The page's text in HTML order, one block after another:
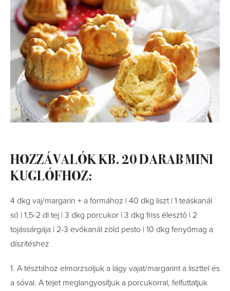
HOZZÁVALÓK KB. 20 DARAB MINI
KUGLÓFHOZ:
4 dkg vaj/margarin + a formához | 40 dkg liszt | 1 teáskanál
só | 1,5-2 dl tej | 3 dkg porcukor | 3 dkg friss élesztő | 2
tojássárgája | 2-3 evőkanál zöld pesto | 10 dkg fenyőmag a
díszítéshez
1. A tésztához elmorzsoljuk a lágy vajat/margarint a liszttel és
a sóval. A tejet meglangyosítjuk a porcukorral, felfuttatjuk